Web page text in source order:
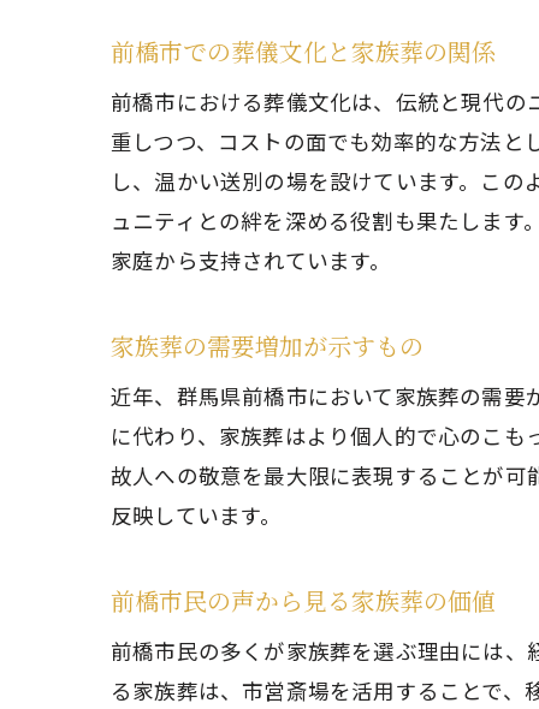
家
前
前橋市での葬儀文化と家族葬の関係
前橋市における葬儀文化は、伝統と現代
重しつつ、コストの面でも効率的な方法
し、温かい送別の場を設けています。こ
ュニティとの絆を深める役割も果たしま
家庭から支持されています。
家族葬の需要増加が示すもの
近年、群馬県前橋市において家族葬の需
に代わり、家族葬はより個人的で心のこ
故人への敬意を最大限に表現することが
反映しています。
前橋市民の声から見る家族葬の価値
前橋市民の多くが家族葬を選ぶ理由には
る家族葬は、市営斎場を活用することで